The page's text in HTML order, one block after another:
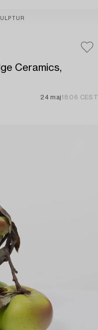
Ceramics,
24 maj18:06 CEST